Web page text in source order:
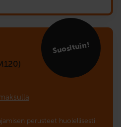
Suosituin!
perusteet huolellisesti